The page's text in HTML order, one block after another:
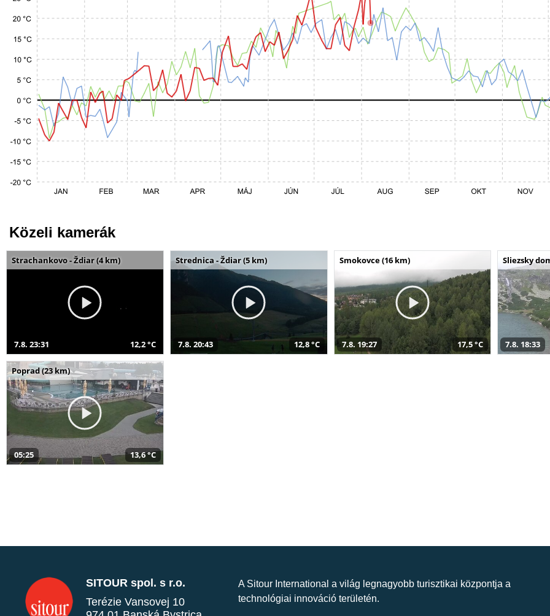
Közeli kamerák
Strachankovo - Ždiar (4 km)
7.8. 23:31 12,2 °C
Strednica - Ždiar (5 km)
7.8. 20:43 12,8 °C
Smokovce (16 km)
7.8. 19:27 17,5 °C
Sliezsky
7.8. 18:33
Poprad (23 km)
05:25 13,6 °C
SITOUR spol. s r.o.
Terézie Vansovej 10
A Sitour International a világ legnagyobb turisztikai központja a
technológiai innováció területén.